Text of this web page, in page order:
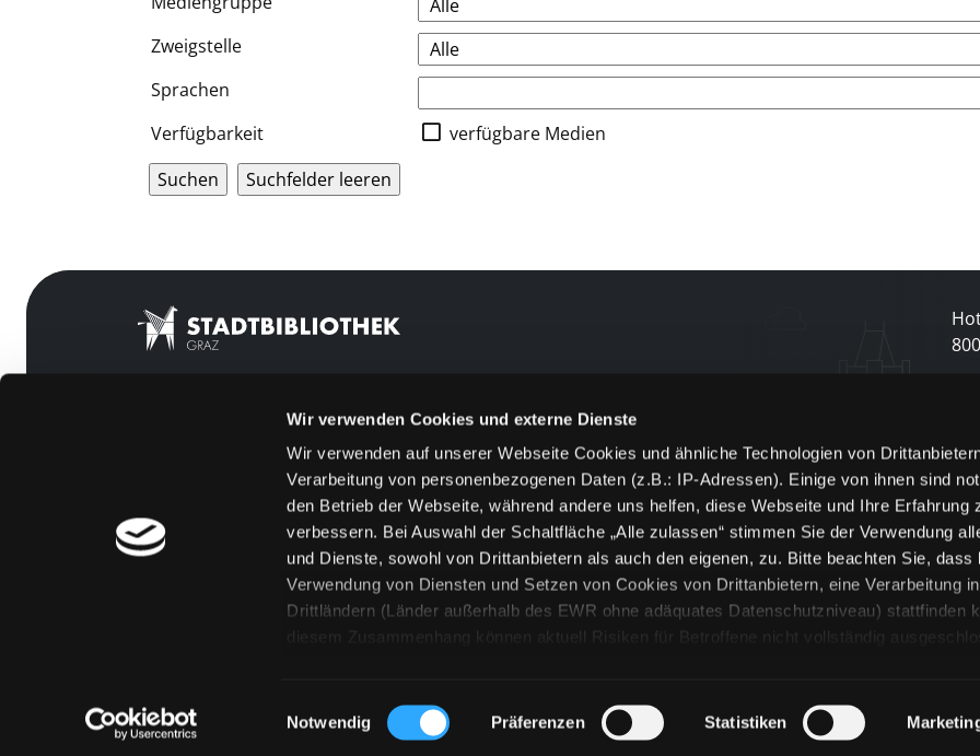
Wir verwenden Cookies und externe Dienste
Wir verwenden auf unserer Webseite Cookies und ähnliche Technologien von
Verarbeitung von personenbezogenen Daten (z.B.: IP-Adressen). Einige von ihnen sind
den Betrieb der Webseite, während andere uns helfen, diese Webseite und Ihre Erfahrung
verbessern. Bei Auswahl der Schaltfläche „Alle zulassen“ stimmen Sie der Verwendung
und Dienste, sowohl von Drittanbietern als auch den eigenen, zu. Bitte beachten Sie, dass
Verwendung von Diensten und Setzen von Cookies von Drittanbietern, eine Verarbeitung
Drittländern (Länder außerhalb des EWR ohne adäquates Datenschutzniveau) stattfinden
diesem Zusammenhang können aktuell Risiken für Betroffene nicht vollständig
„Details zeigen“ finden Sie Erklärungen zu den verschiedenen Kategorien von Cookies und
Technologien. Selbstverständlich können Sie über unsere „Cookie-Einstellungen“ unter
Einwilligungsauswahl
Notwendig Präferenzen Statistiken
Zweigstelle
Sprachen
Verfügbarkeit
verfügbare Medien
800
[kju:b]
Feedback
Kontakt
Über uns
Jobs
Medienwunsch
FAQs